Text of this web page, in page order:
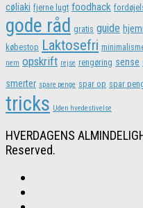
cøliaki fjerne lugt foodhack
gode råd gratis guide
købestop Laktosefri
nem opskrift rejse rengøring sense
smerter spare penge spar op spar
tricks Uden hvedestivelse
HVERDAGENS
Reserved.